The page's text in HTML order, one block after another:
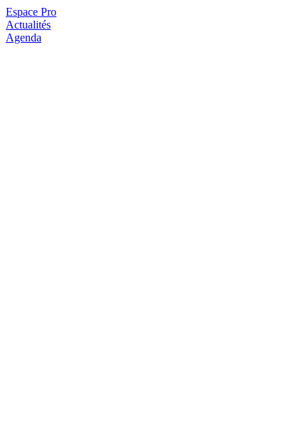
Espace Pro
Actualités
Agenda